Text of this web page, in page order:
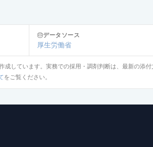
データソース
厚生労働省
成しています。実務での採用・調剤判断は、最新の添
をご覧ください。